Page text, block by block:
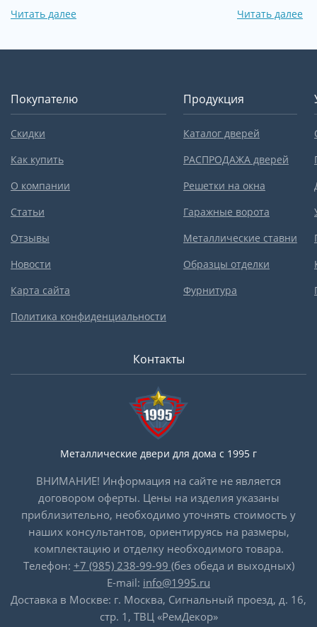
Читать далее
Читать далее
Покупателю
Скидки
Как купить
О компании
Статьи
Отзывы
Новости
Карта сайта
Политика конфиденциальности
Продукция
Каталог дверей
РАСПРОДАЖА дверей
Решетки на окна
Гаражные ворота
Металлические ставни
Образцы отделки
Фурнитура
Контакты
Металлические двери для дома с 1995 г
ВНИМАНИЕ! Информация на сайте не является
договором оферты. Цены на изделия указаны
приблизительно, необходимо уточнять стоимость у
наших консультантов, ориентируясь на размеры,
комплектацию и отделку необходимого товара.
Телефон: +7 (985) 238-99-99 (без обеда и выходных)
E-mail: info@1995.ru
Доставка в Москве: г. Москва, Сигнальный проезд, д. 16,
стр. 1, ТВЦ «РемДекор»